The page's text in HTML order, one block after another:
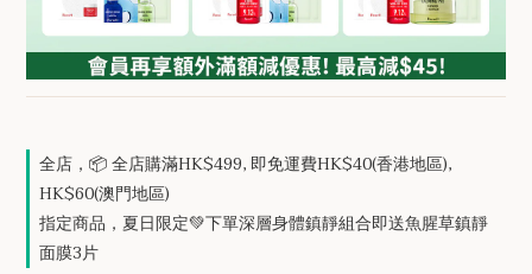
全店，📦 全店購滿HK$499, 即免運費HK$40(香港地區),
HK$60(澳門地區)
指定商品，夏日限定💚下單深層身體鎮靜組合即送魚腥草鎮靜
面膜3片